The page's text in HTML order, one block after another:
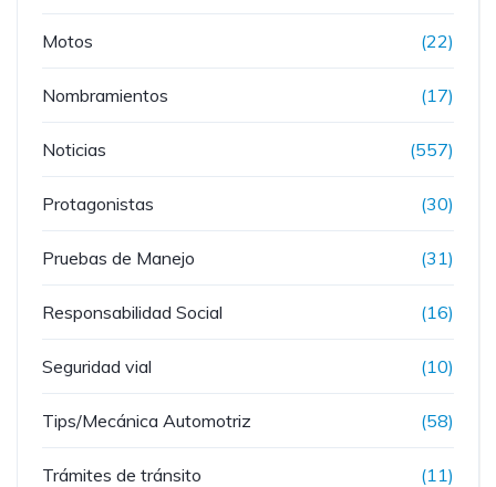
Motos (22)
Nombramientos (17)
Noticias (557)
Protagonistas (30)
Pruebas de Manejo (31)
Responsabilidad Social (16)
Seguridad vial (10)
Tips/Mecánica Automotriz (58)
Trámites de tránsito (11)